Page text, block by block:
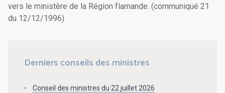
vers le ministère de la Région flamande. (communiqué 21
du 12/12/1996)
Derniers conseils des ministres
Conseil des ministres du 22 juillet 2026